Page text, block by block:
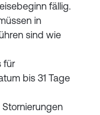
fällig.
in
sind wie
für
bis 31 Tage